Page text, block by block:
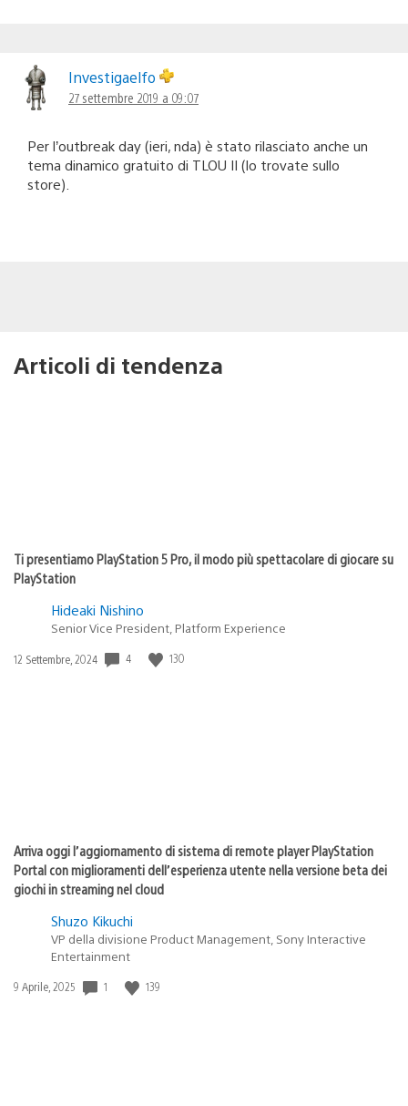
Investigaelfo
27 settembre 2019 a 09:07
Per l’outbreak day (ieri, nda) è stato rilasciato anche un
tema dinamico gratuito di TLOU II (lo trovate sullo
store).
Articoli di tendenza
Ti presentiamo PlayStation 5 Pro, il modo più spettacolare di giocare su
PlayStation
Hideaki Nishino
Senior Vice President, Platform Experience
Data
12 Settembre, 2024 4 130
Arriva oggi l’aggiornamento di sistema di remote player PlayStation
Portal con miglioramenti dell’esperienza utente nella versione beta dei
giochi in streaming nel cloud
Shuzo Kikuchi
VP della divisione Product Management, Sony Interactive
Entertainment
Data
9 Aprile, 2025 1 139